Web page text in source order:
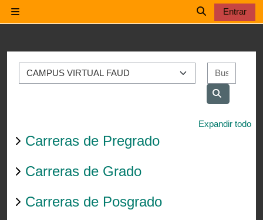
Selector de
Entrar
Buscar
Expandir todo
Carreras de Pregrado
Carreras de Grado
Carreras de Posgrado